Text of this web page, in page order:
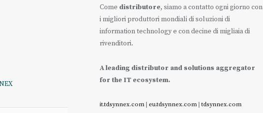
Come distributore, siamo a contatto ogni giorno con
i migliori produttori mondiali di soluzioni di
information technology e con decine di migliaia di
rivenditori.
A leading distributor and solutions aggregator
for the IT ecosystem.
it.tdsynnex.com| eu.tdsynnex.com|tdsynnex.com